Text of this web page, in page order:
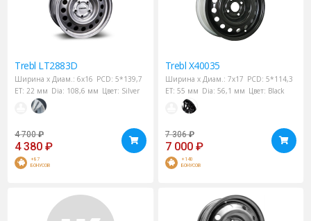
Trebl LT2883D
Ширина х Диам.: 6x16 PCD: 5*139,7
ET: 22 мм Dia: 108,6 мм Цвет: Silver
4 700 ₽
4 380 ₽
+87
БОНУСОВ
Trebl X40035
Ширина х Диам.: 7x17 PCD: 5*114,3
ET: 55 мм Dia: 56,1 мм Цвет: Black
7 306 ₽
7 000 ₽
+140
БОНУСОВ